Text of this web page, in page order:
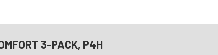
3-PACK, P4H